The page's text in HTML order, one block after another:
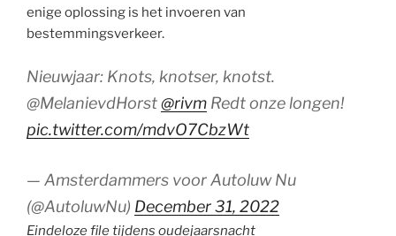
enige oplossing is het invoeren van
bestemmingsverkeer.
Nieuwjaar: Knots, knotser, knotst.
⁦@MelanievdHorst⁩ ⁦@rivm ⁩ Redt onze longen!
pic.twitter.com/mdvO7CbzWt
— Amsterdammers voor Autoluw Nu
(@AutoluwNu) December 31, 2022
Eindeloze file tijdens oudejaarsnacht